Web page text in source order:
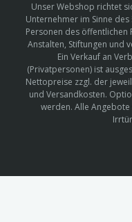
Unser Webshop richtet
Unternehmer im Sinne
Personen des öffentlichen
Anstalten, Stiftungen und
Ein Verkauf an
(Privatpersonen) ist
Nettopreise zzgl. der
und Versandkosten.
werden. Alle